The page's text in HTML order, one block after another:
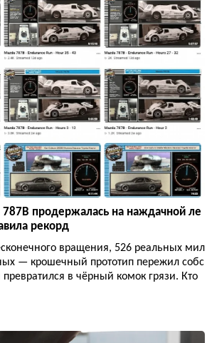
787B продержалась на наждачной ле
рекорд
вращения, 526 реальных мил
— крошечный прототип пережил собс
в чёрный комок грязи. Кто